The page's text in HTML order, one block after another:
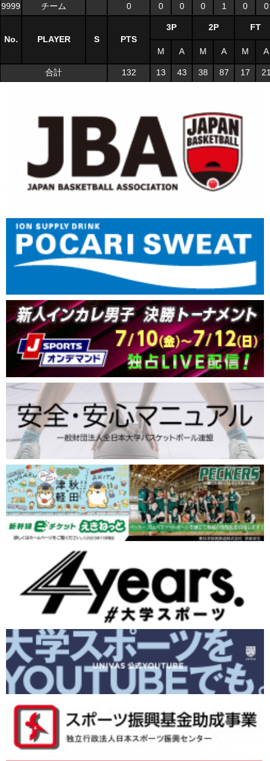
9999 チーム 0 0 0 0 1 0 0
No. PLAYER S PTS
3P 2P FT
M A M A M A
合計 132 13 43 38 87 17